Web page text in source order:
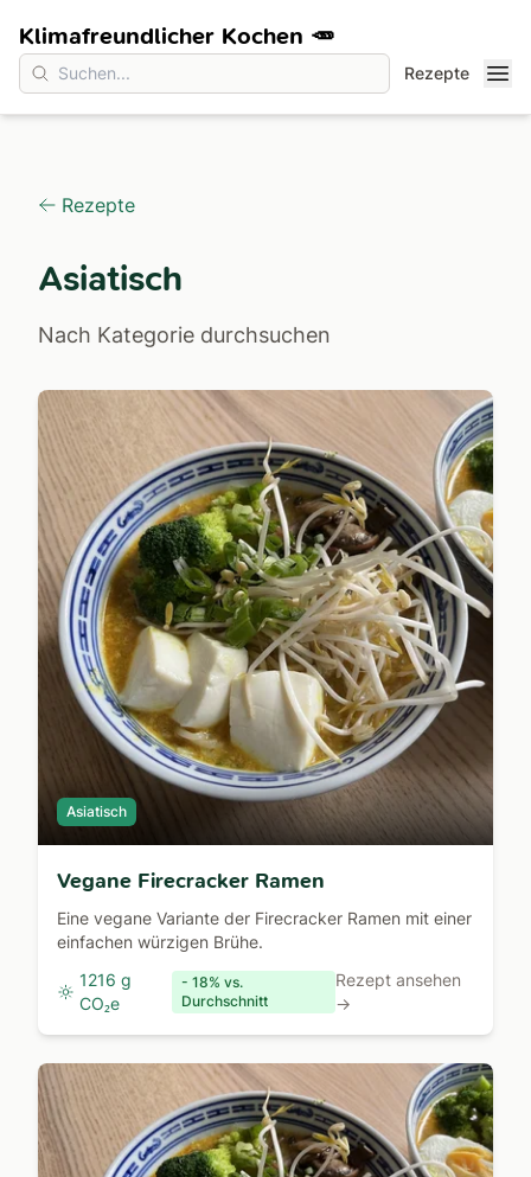
Rezepte
Klimafreundlicher Kochen 🥕
Rezepte
Asiatisch
Nach Kategorie durchsuchen
Asiatisch
Vegane Firecracker Ramen
Eine vegane Variante der Firecracker Ramen mit einer
einfachen würzigen Brühe.
1216 g
CO₂e
- 18% vs.
Durchschnitt
Rezept ansehen
→